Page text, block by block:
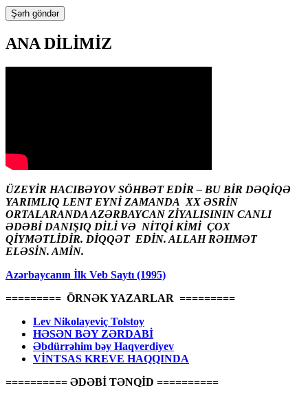
ANA DİLİMİZ
ÜZEYİR HACIBƏYOV SÖHBƏT EDİR – BU BİR DƏQİQƏ
YARIMLIQ LENT EYNİ ZAMANDA XX ƏSRİN
ORTALARANDA AZƏRBAYCAN ZİYALISININ CANLI
ƏDƏBİ DANIŞIQ DİLİ VƏ NİTQİ KİMİ ÇOX
QİYMƏTLİDİR. DİQQƏT EDİN. ALLAH RƏHMƏT
ELƏSİN. AMİN.
Azərbaycanın İlk Veb Saytı (1995)
========= ÖRNƏK YAZARLAR =========
Lev Nikolayeviç Tolstoy
HƏSƏN BƏY ZƏRDABİ
Əbdürrəhim bəy Haqverdiyev
VİNTSAS KREVE HAQQINDA
========== ƏDƏBİ TƏNQİD ==========